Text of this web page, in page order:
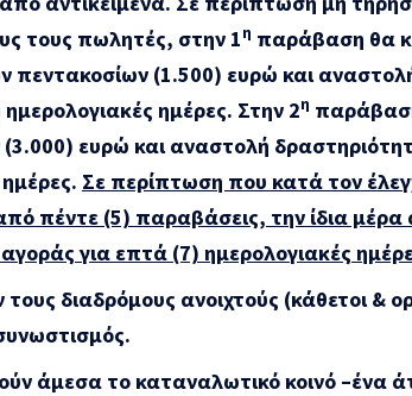
τους πωλητές, στην 1η παράβαση θα
πεντακοσίων (1.500) ευρώ και
ημέρες. Στην 2η
(3.000) ευρώ και αναστολή
Σε περίπτωση που κατά τον
πέντε (5) παραβάσεις, την ίδια μέρα
αγοράς για επτά (7) ημερολογιακές
διαδρόμους ανοιχτούς (κάθετοι &
άμεσα το καταναλωτικό κοινό –ένα